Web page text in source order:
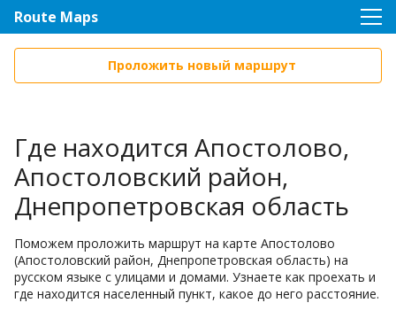
Route Maps
Проложить новый маршрут
Где находится Апостолово,
Апостоловский район,
Днепропетровская область
Поможем проложить маршрут на карте Апостолово
(Апостоловский район, Днепропетровская область) на
русском языке с улицами и домами. Узнаете как проехать и
где находится населенный пункт, какое до него расстояние.